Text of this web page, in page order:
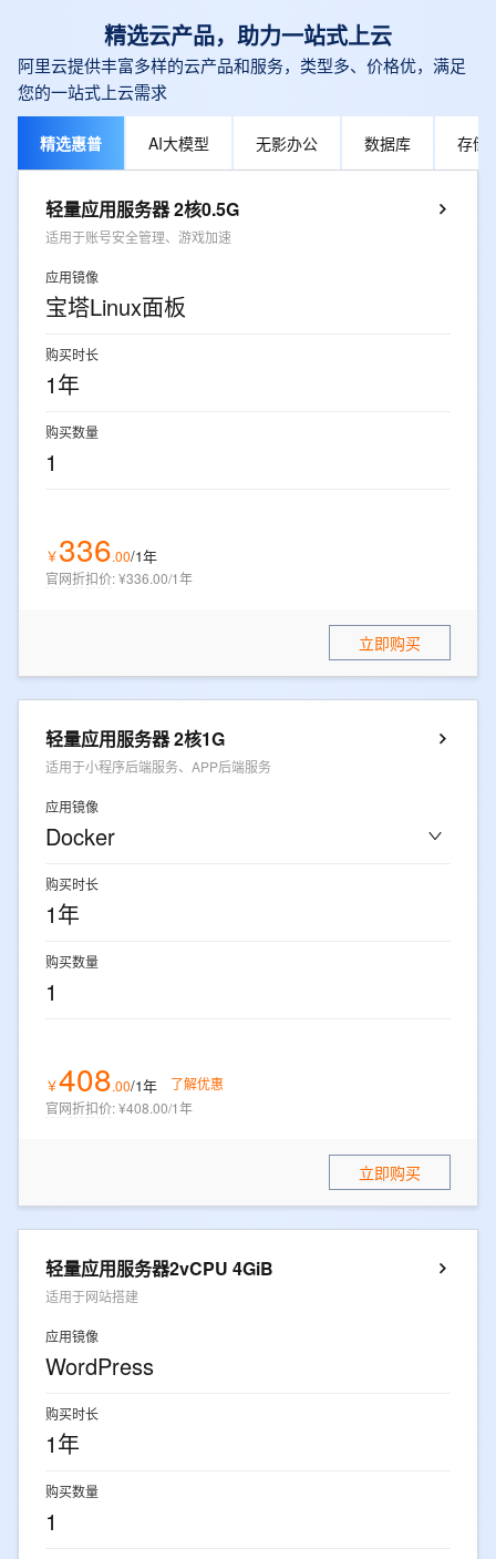
精选云产品，助力一站式上云
阿里云提供丰富多样的云产品和服务，类型多、价格优，满足
您的一站式上云需求
精选惠普 AI大模型 无影办公 数据库 存储
轻量应用服务器 2核0.5G
适用于账号安全管理、游戏加速
应用镜像
宝塔Linux面板
购买时长
1年
购买数量
1
￥336.00/1年
官网折扣价:¥336.00/1年
立即购买
轻量应用服务器 2核1G
适用于小程序后端服务、APP后端服务
应用镜像
Docker
购买时长
1年
购买数量
1
￥408.00/1年
了解优惠
官网折扣价:¥408.00/1年
立即购买
轻量应用服务器2vCPU 4GiB
适用于网站搭建
应用镜像
WordPress
购买时长
1年
购买数量
1